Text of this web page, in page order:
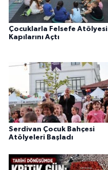
Çocuklarla Felsefe Atölyesi
Kapılarını Açtı
Serdivan Çocuk Bahçesi
Atölyeleri Başladı